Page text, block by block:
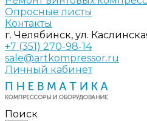
Опросные листы
Контакты
г. Челябинск, ул.
+7 (351) 270-98-14
sale@artkompressor.ru
Личный кабинет
Поиск